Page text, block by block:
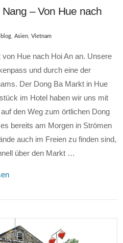
– Von Hue nach
,Asien ,Vietnam
Hue nach Hoi An an. Unsere
und durch eine der
Der Dong Ba Markt in Hue
im Hotel haben wir uns mit
den Weg zum örtlichen Dong
bereits am Morgen in Strömen
auch im Freien zu finden sind,
über den Markt …